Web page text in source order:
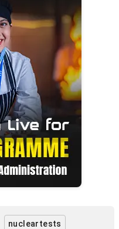
nucleartests